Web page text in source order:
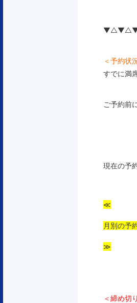
＜予約状
すでに満
ご予約前
現在の予
≪
月別の予
≫
＜締め切